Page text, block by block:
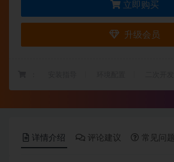
立即购买
升级会员
详情介绍 评论建议 常见问题